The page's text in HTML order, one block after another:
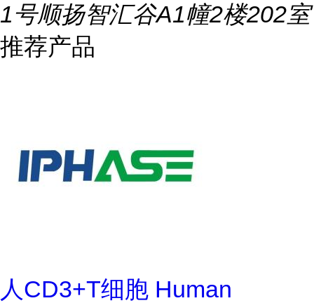
1号顺扬智汇谷A1幢2楼202室
推荐产品
人CD3+T细胞 Human